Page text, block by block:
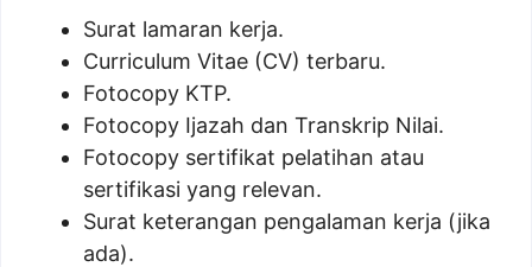
Surat lamaran kerja.
Curriculum Vitae (CV) terbaru.
Fotocopy KTP.
Fotocopy Ijazah dan Transkrip Nilai.
Fotocopy sertifikat pelatihan atau
sertifikasi yang relevan.
Surat keterangan pengalaman kerja (jika
ada).